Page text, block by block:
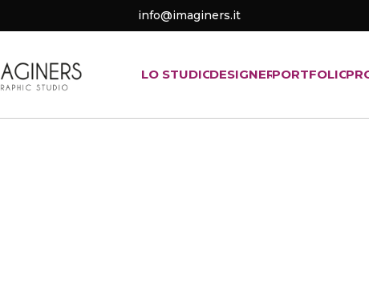
info@imaginers.it
LO STUDIODESIGNERPORTFOLIO